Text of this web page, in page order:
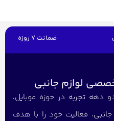
ضمانت 7 روزه
لوازم جانبی
دهه تجربه در حوزه موبایل،
فعالیت خود را با هدف